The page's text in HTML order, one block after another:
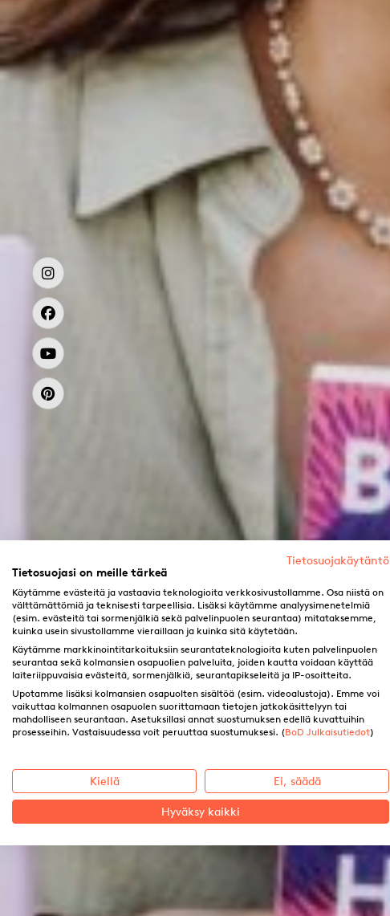
Tietosuojakäytäntö
Tietosuojasi on meille tärkeä
Käytämme evästeitä ja vastaavia teknologioita verkkosivustollamme. Osa niistä on
välttämättömiä ja teknisesti tarpeellisia. Lisäksi käytämme analyysimenetelmiä
(esim. evästeitä tai sormenjälkiä sekä palvelinpuolen seurantaa) mitataksemme,
kuinka usein sivustollamme vieraillaan ja kuinka sitä käytetään.
Käytämme markkinointitarkoituksiin seurantateknologioita kuten palvelinpuolen
seurantaa sekä kolmansien osapuolien palveluita, joiden kautta voidaan käyttää
laiteriippuvaisia evästeitä, sormenjälkiä, seurantapikseleitä ja IP-osoitteita.
Upotamme lisäksi kolmansien osapuolten sisältöä (esim. videoalustoja). Emme voi
vaikuttaa kolmannen osapuolen suorittamaan tietojen jatkokäsittelyyn tai
mahdolliseen seurantaan. Asetuksillasi annat suostumuksen edellä kuvattuihin
prosesseihin. Vastaisuudessa voit peruuttaa suostumuksesi. (BoD Julkaisutiedot)
Kiellä Ei, säädä
Hyväksy kaikki